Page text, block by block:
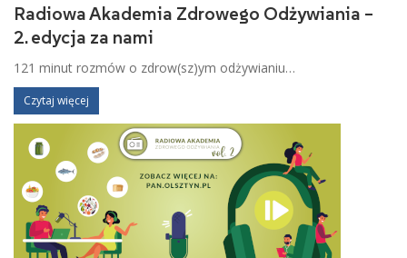
Radiowa Akademia Zdrowego Odżywiania –
2. edycja za nami
121 minut rozmów o zdrow(sz)ym odżywianiu…
Czytaj więcej